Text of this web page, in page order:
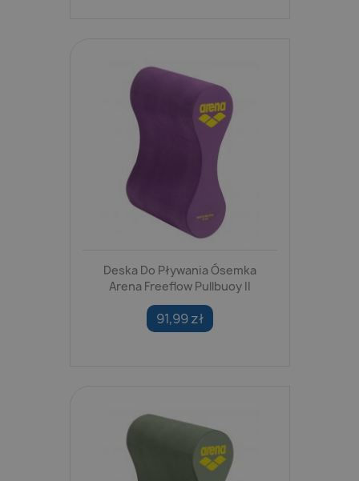
Deska Do Pływania Ósemka
Arena Freeflow Pullbuoy II
91,99 zł